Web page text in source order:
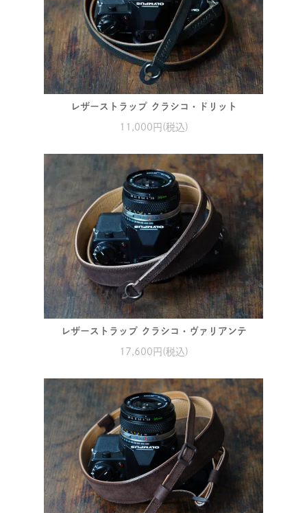
レザーストラップ クラシコ・ドリット
11,000円(税込)
レザーストラップ クラシコ・ヴァリアンテ
17,600円(税込)